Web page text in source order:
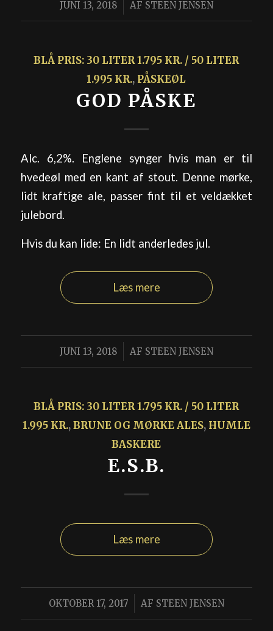
JUNI 13, 2018
/ AF STEEN JENSEN
BLÅ PRIS: 30 LITER 1.795 KR. / 50 LITER
1.995 KR., PÅSKEØL
GOD PÅSKE
Alc. 6,2%. Englene synger hvis man er til
hvedeøl med en kant af stout. Denne mørke,
lidt kraftige ale, passer fint til et veldækket
julebord.
Hvis du kan lide: En lidt anderledes jul.
Læs mere
JUNI 13, 2018
/ AF STEEN JENSEN
BLÅ PRIS: 30 LITER 1.795 KR. / 50 LITER
1.995 KR.,BRUNE OG MØRKE ALES, HUMLE
BASKERE
E.S.B.
Læs mere
OKTOBER 17, 2017
/ AF STEEN JENSEN